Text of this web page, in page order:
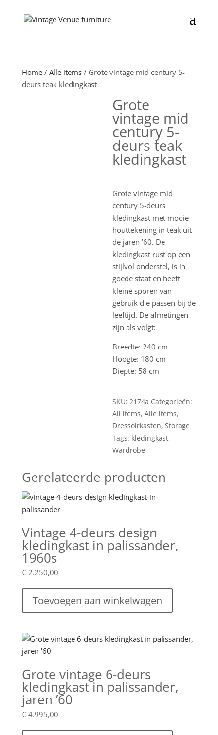
Home/ Alle items/ Grote vintage mid century 5-
deurs teak kledingkast
Grote
vintage mid
century 5-
deurs teak
kledingkast
Grote vintage mid
century 5-deurs
kledingkast met mooie
houttekening in teak uit
de jaren ’60. De
kledingkast rust op een
stijlvol onderstel, is in
goede staat en heeft
kleine sporen van
gebruik die passen bij de
leeftijd. De afmetingen
zijn als volgt:
Breedte: 240 cm
Hoogte: 180 cm
Diepte: 58 cm
SKU:2174a Categorieën:
All items,Alle items,
Dressoirkasten,Storage
Tags: kledingkast,
Wardrobe
Gerelateerde producten
Vintage 4-deurs design
kledingkast in palissander,
1960s
€ 2.250,00
Toevoegen aan winkelwagen
Grote vintage 6-deurs
kledingkast in palissander,
jaren ’60
€ 4.995,00